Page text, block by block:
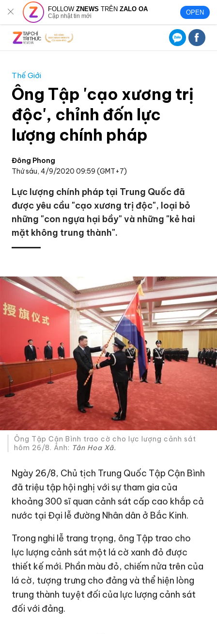
FOLLOWZNEWS TRÊNZALO OA
Cập nhật tin mới OPEN
Thế Giới
Ông Tập 'cạo xương trị
độc', chỉnh đốn lực
lượng chính pháp
Đông Phong
Thứ sáu, 4/9/2020 09:59 (GMT+7)
Lực lượng chính pháp tại Trung Quốc đã
được yêu cầu "cạo xương trị độc", loại bỏ
những "con ngựa hại bầy" và những "kẻ hai
mặt không trung thành".
Ông Tập Cận Bình trao cờ cho lực lượng cảnh sát
hôm 26/8. Ảnh: Tân Hoa Xã.
Ngày 26/8, Chủ tịch Trung Quốc Tập Cận Bình
đã triệu tập hội nghị với sự tham gia của
khoảng 300 sĩ quan cảnh sát cấp cao khắp cả
nước tại Đại lễ đường Nhân dân ở Bắc Kinh.
Trong nghi lễ trang trọng, ông Tập trao cho
lực lượng cảnh sát một lá cờ xanh đỏ được
thiết kế mới. Phần màu đỏ, chiếm nửa trên của
lá cờ, tượng trưng cho đảng và thể hiện lòng
trung thành tuyệt đối của lực lượng cảnh sát
đối với đảng.